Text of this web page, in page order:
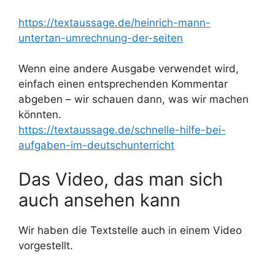
https://textaussage.de/heinrich-mann-
untertan-umrechnung-der-seiten
Wenn eine andere Ausgabe verwendet wird,
einfach einen entsprechenden Kommentar
abgeben – wir schauen dann, was wir machen
könnten.
https://textaussage.de/schnelle-hilfe-bei-
aufgaben-im-deutschunterricht
Das Video, das man sich
auch ansehen kann
Wir haben die Textstelle auch in einem Video
vorgestellt.